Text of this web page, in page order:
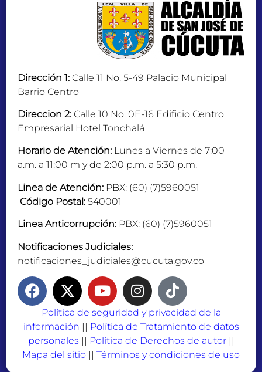
Dirección 1: Calle 11 No. 5-49 Palacio Municipal
Barrio Centro
Direccion 2: Calle 10 No. 0E-16 Edificio Centro
Empresarial Hotel Tonchalá
Horario de Atención: Lunes a Viernes de 7:00
a.m. a 11:00 m y de 2:00 p.m. a 5:30 p.m.
Linea de Atención: PBX: (60) (7)5960051
Código Postal: 540001
Linea Anticorrupción: PBX: (60) (7)5960051
Notificaciones Judiciales:
notificaciones_judiciales@cucuta.gov.co
Política de seguridad y privacidad de la
información || Política de Tratamiento de datos
personales || Política de Derechos de autor||
Mapa del sitio || Términos y condiciones de uso